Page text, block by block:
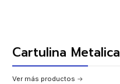
Cartulina Metalica
Ver más productos